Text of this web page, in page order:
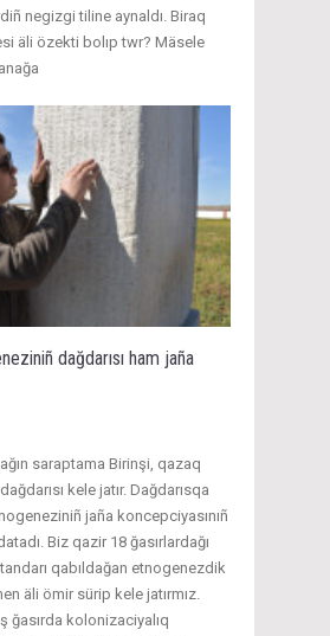
negizgi tiline aynaldı. Biraq
äli özekti bolıp twr? Mäsele
dağdarısı ham jaña
saraptama Birinşi, qazaq
kele jatır. Dağdarısqa
jaña koncepciyasınıñ
Biz qazir 18 ğasırlardağı
qabıldağan etnogenezdik
äli ömir sürip kele jatırmız.
ğasırda kolonizaciyalıq